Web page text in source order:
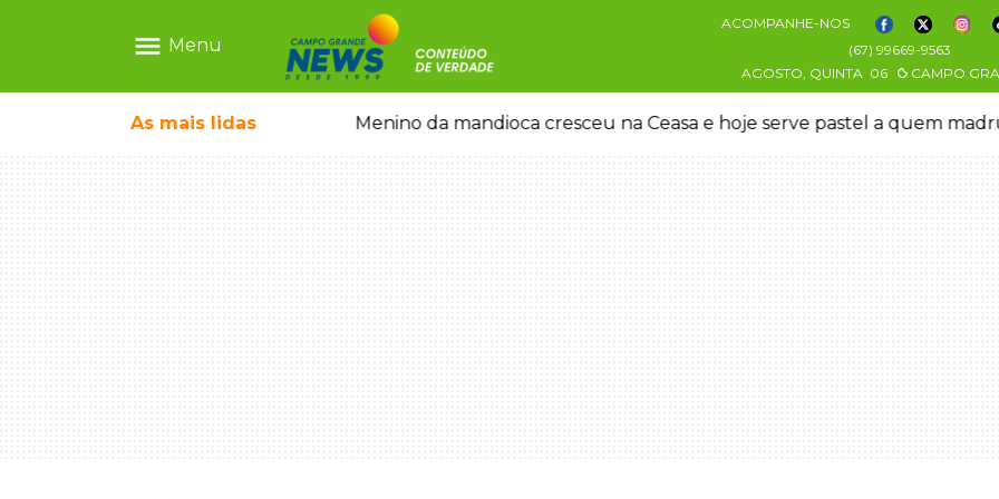
menu Menu
ACOMPANHE-NOS
(67) 99669-9563
AGOSTO, QUINTA 06 CAMPO
As mais lidas
crianças brasileiras Menino da mandioca cresceu na Ceasa e hoje serve pastel a quem